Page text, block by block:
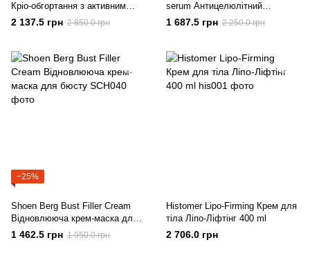
Кріо-обгортання з активним
антицелюлітним комплексом
2 137.5 грн 2 850.0 грн
serum Антицелюлітний
концентрат для схуднення 200
1 687.5 грн 2 250.0 грн
−25%
Shoen Berg Bust Filler Cream
Відновлююча крем-маска для
бюсту
1 462.5 грн 1 950.0 грн
Histomer Lipo-Firming Крем для
тіла Ліпо-Ліфтінг 400 ml
2 706.0 грн